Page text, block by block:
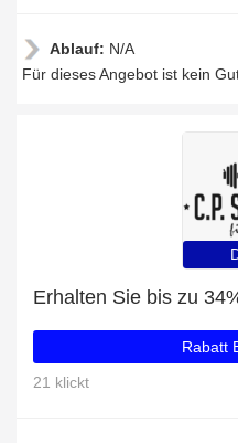
Ablauf: N/A
Für dieses Angebot ist kein
Rabatt
21 klickt